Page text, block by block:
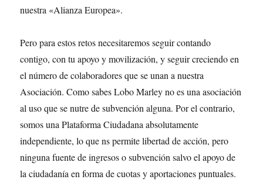
nuestra «Alianza Europea».
Pero para estos retos necesitaremos seguir contando
contigo, con tu apoyo y movilización, y seguir creciendo en
el número de colaboradores que se unan a nuestra
Asociación. Como sabes Lobo Marley no es una asociación
al uso que se nutre de subvención alguna. Por el contrario,
somos una Plataforma Ciudadana absolutamente
independiente, lo que ns permite libertad de acción, pero
ninguna fuente de ingresos o subvención salvo el apoyo de
la ciudadanía en forma de cuotas y aportaciones puntuales.